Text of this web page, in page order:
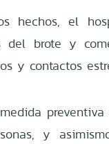
hechos, el
del brote y
y contactos
y